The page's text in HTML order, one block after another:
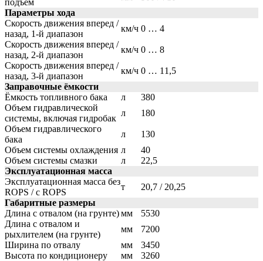
Параметры хода
Скорость движения вперед /
назад, 1-й диапазон
км/ч 0 … 4
Скорость движения вперед /
назад, 2-й диапазон
км/ч 0 … 8
Скорость движения вперед /
назад, 3-й диапазон
км/ч 0 … 11,5
Заправочные ёмкости
Ёмкость топливного бака
л
380
Объем гидравлической
системы, включая гидробак
л
180
Объем гидравлического
бака
л
130
Объем системы охлаждения л
40
Объем системы смазки
л
22,5
Эксплуатационная масса
Эксплуатационная масса без
ROPS / с ROPS
т
20,7 / 20,25
Габаритные размеры
Длина с отвалом (на грунте)мм
5530
Длина с отвалом и
рыхлителем (на грунте)
мм
7200
Ширинa по отвалу
мм
3450
Высота по кондиционеру
мм 3260